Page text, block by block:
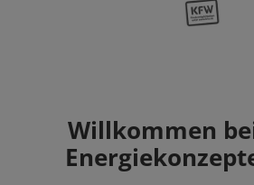
Willkommen